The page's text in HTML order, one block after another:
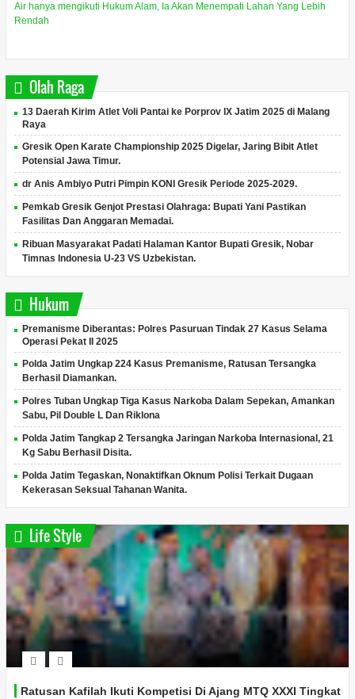
Air hanya mengikuti Hukum Alam, Ia Akan Menempati Lahan Yang Lebih
Rendah
Olah Raga
13 Daerah Kirim Atlet Voli Pantai ke Porprov IX Jatim 2025 di Malang
Raya
Gresik Open Karate Championship 2025 Digelar, Jaring Bibit Atlet
Potensial Jawa Timur.
dr Anis Ambiyo Putri Pimpin KONI Gresik Periode 2025-2029.
Pemkab Gresik Genjot Prestasi Olahraga: Bupati Yani Pastikan
Fasilitas Dan Anggaran Memadai.
Ribuan Masyarakat Padati Halaman Kantor Bupati Gresik, Nobar
Timnas Indonesia U-23 VS Uzbekistan.
Hukum
Premanisme Diberantas: Polres Pasuruan Tindak 27 Kasus Selama
Operasi Pekat II 2025
Polda Jatim Ungkap 224 Kasus Premanisme, Ratusan Tersangka
Berhasil Diamankan.
Polres Tuban Ungkap Tiga Kasus Narkoba Dalam Sepekan, Amankan
Sabu, Pil Double L Dan Riklona
Polda Jatim Tangkap 2 Tersangka Jaringan Narkoba Internasional, 21
Kg Sabu Berhasil Disita.
Polda Jatim Tegaskan, Nonaktifkan Oknum Polisi Terkait Dugaan
Kekerasan Seksual Tahanan Wanita.
Life Style
Ratusan Kafilah Ikuti Kompetisi Di Ajang MTQ XXXI Tingkat